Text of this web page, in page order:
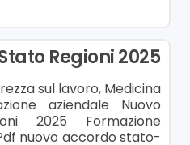
Regioni 2025
sul lavoro, Medicina
aziendale Nuovo
2025 Formazione
nuovo accordo stato-